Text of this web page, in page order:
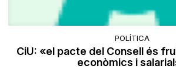
POLÍTICA
CiU: «el pacte del Consell és
econòmics i